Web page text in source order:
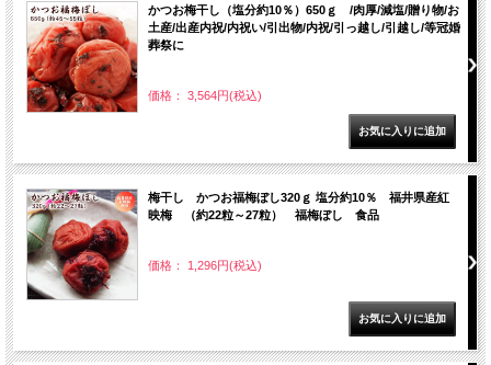
かつお梅干し（塩分約10％）650ｇ /肉厚/減塩/贈り物/お
土産/出産内祝/内祝い/引出物/内祝/引っ越し/引越し/等冠婚
葬祭に
価格： 3,564円(税込)
梅干し かつお福梅ぼし320ｇ 塩分約10％ 福井県産紅
映梅 （約22粒～27粒） 福梅ぼし 食品
価格： 1,296円(税込)